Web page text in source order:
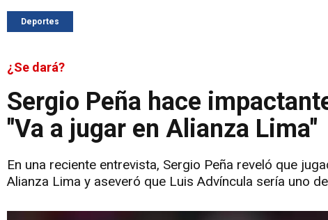
Deportes
¿Se dará?
Sergio Peña hace
"Va a jugar en Alianza Lima"
En una reciente entrevista, Sergio Peña reveló que
Alianza Lima y aseveró que Luis Advíncula sería uno